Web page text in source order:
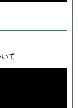
て